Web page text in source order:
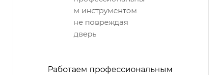
Работаем профессиональным